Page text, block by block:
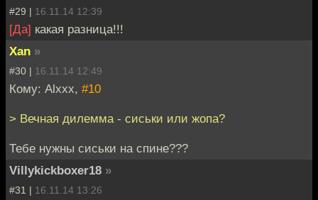
#29 | 16.11.14 12:39
[Да] какая разница!!!
Xan »
#30 | 16.11.14 12:49
Кому: Alxxx, #10
> Вечная дилемма - сиськи или жопа?
Тебе нужны сиськи на спине???
Villykickboxer18 »
#31 | 16.11.14 13:26